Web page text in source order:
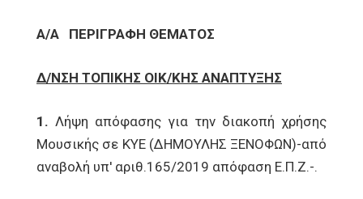
Α/Α ΠΕΡΙΓΡΑΦΗ ΘΕΜΑΤΟΣ
Δ/ΝΣΗ ΤΟΠΙΚΗΣ ΟΙΚ/ΚΗΣ ΑΝΑΠΤΥΞΗΣ
1. Λήψη απόφασης για την διακοπή χρήσης
Μουσικής σε ΚΥΕ (ΔΗΜΟΥΛΗΣ ΞΕΝΟΦΩΝ)-από
αναβολή υπ' αριθ.165/2019 απόφαση Ε.Π.Ζ.-.